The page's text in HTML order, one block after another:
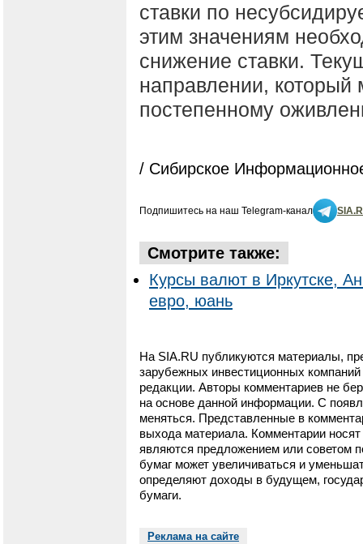
ставки по
этим значениям
снижение ставки.
направлении, который
постепенному
/ Сибирское
Подпишитесь на наш Telegram-канал
Смотрите также:
Курсы валют в Иркутске,
евро, юань
На SIA.RU публикуются материалы,
зарубежных инвестиционных
редакции. Авторы комментариев не
на основе данной информации. С
меняться. Представленные в
выхода материала. Комментарии
являются предложением или советом
бумаг может увеличиваться и
определяют доходы в будущем,
бумаги.
Реклама на сайте